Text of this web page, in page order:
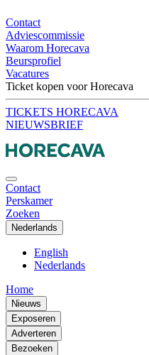
Contact
Adviescommissie
Waarom Horecava
Beursprofiel
Vacatures
Ticket kopen voor Horecava
TICKETS HORECAVA
NIEUWSBRIEF
Contact
Perskamer
Zoeken
Nederlands
English
Nederlands
Home
Nieuws
Exposeren
Adverteren
Bezoeken